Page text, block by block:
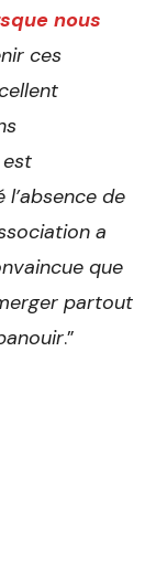
nous
ces
de
a
que
partout
.”